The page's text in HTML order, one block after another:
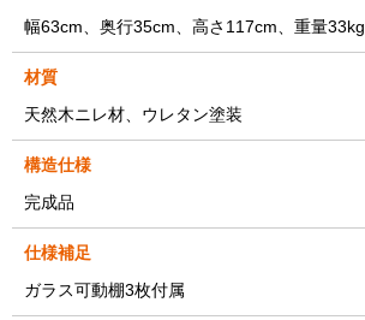
幅63cm、奥行35cm、高さ117cm、重量33kg
材質
天然木ニレ材、ウレタン塗装
構造仕様
完成品
仕様補足
ガラス可動棚3枚付属